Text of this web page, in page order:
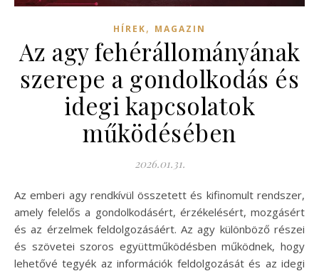
HÍREK, MAGAZIN
Az agy fehérállományának
szerepe a gondolkodás és
idegi kapcsolatok
működésében
2026.01.31.
Az emberi agy rendkívül összetett és kifinomult rendszer,
amely felelős a gondolkodásért, érzékelésért, mozgásért
és az érzelmek feldolgozásáért. Az agy különböző részei
és szövetei szoros együttműködésben működnek, hogy
lehetővé tegyék az információk feldolgozását és az idegi